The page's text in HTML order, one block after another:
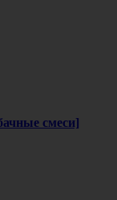
смеси]